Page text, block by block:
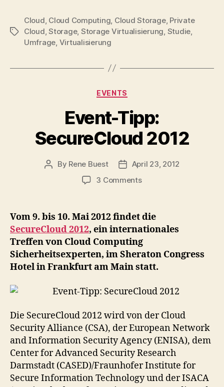
Tags
Cloud, Cloud Computing, Cloud Storage, Private
Cloud,Storage, Storage Virtualisierung, Studie,
Umfrage, Virtualisierung
Categories
EVENTS
Event-Tipp:
SecureCloud 2012
Post
By Rene Buest
Post
date
April 23, 2012
3 Commentson
SecureCloud
2012
Vom 9. bis 10. Mai 2012 findet die
SecureCloud 2012, ein internationales
Treffen von Cloud Computing
Sicherheitsexperten, im Sheraton Congress
Hotel in Frankfurt am Main statt.
Die SecureCloud 2012 wird von der Cloud
Security Alliance (CSA), der European Network
and Information Security Agency (ENISA), dem
Center for Advanced Security Research
Darmstadt (CASED)/Fraunhofer Institute for
Secure Information Technology und der ISACA